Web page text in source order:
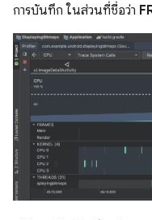
การบันทึก ในส่วนที่ชื่อว่า